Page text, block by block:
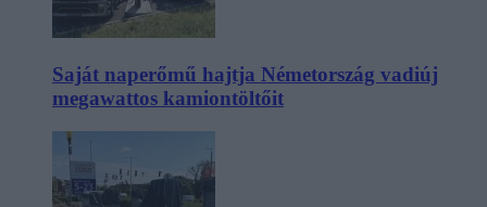
Saját naperőmű hajtja Németország vadiúj
megawattos kamiontöltőit